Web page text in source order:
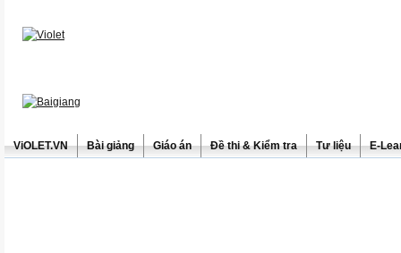
ViOLET.VN Bài giảng Giáo án Đề thi & Kiểm tra Tư liệu E-